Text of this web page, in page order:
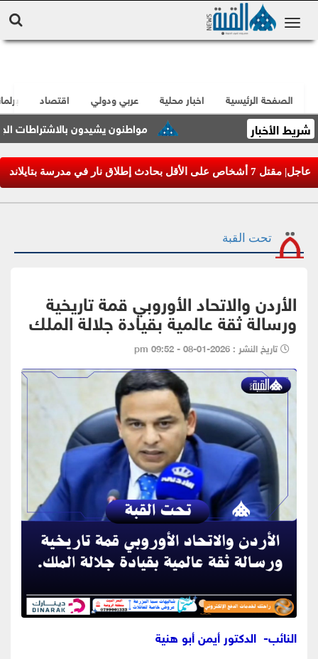
الصفحة الرئيسية اخبار محلية عربي ودولي اقتصاد
شريط الأخبار مواطنون يشيدون بالاشتراطات
عاجل| مقتل 7 أشخاص على الأقل بحادث إطلاق نار في مدرسة بتايلاند
تحت القبة
الأردن والاتحاد الأوروبي قمة تاريخية
ورسالة ثقة عالمية بقيادة جلالة الملك
تاريخ النشر : 2026-01-08 - 09:52 pm
النائب- الدكتور أيمن أبو هنية